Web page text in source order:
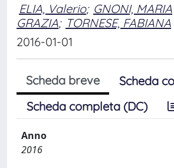
ELIA, Valerio; GNONI, MARIA
GRAZIA; TORNESE, FABIANA
2016-01-01
Scheda breve
Scheda
Scheda completa (DC)
Anno
2016